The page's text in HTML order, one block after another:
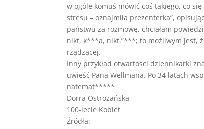
w ogóle komuś mówić coś takiego, co
stresu – oznajmiła prezenterka”,
państwu za rozmowę, chciałam
nikt, k***a, nikt.”***; to możliwym jest,
rządzącej.
Inny przykład otwartości dziennikarki
uwieść Pana Wellmana. Po 34 latach
natemat*****
Dorra Ostrożańska
100-lecie Kobiet
Źródła: